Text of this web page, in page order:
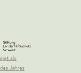
als
Jahres